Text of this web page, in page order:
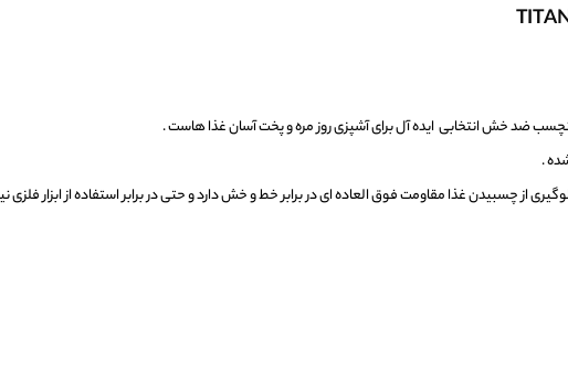
.
از چسبیدن غذا مقاومت فوق العاده ای در برابر خط و خش دارد و حتی در برابر استفاده از ابزار فلزی